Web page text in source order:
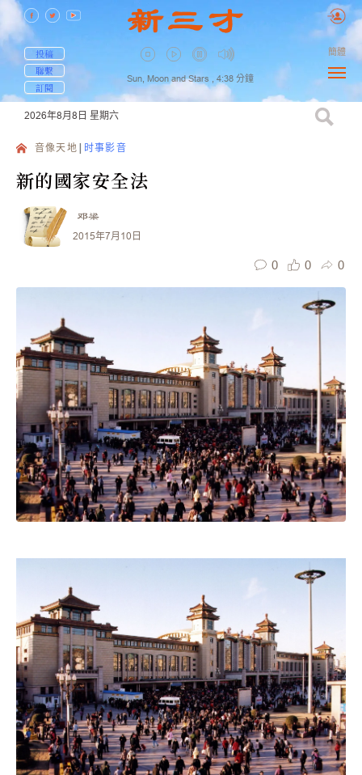
投稿
聯繫
訂閱
Sun, Moon and Stars , 4:38 分鐘
簡體
2026年8月8日 星期六
音像天地 时事影音
新的國家安全法
邓梁
2015年7月10日
0 0 0